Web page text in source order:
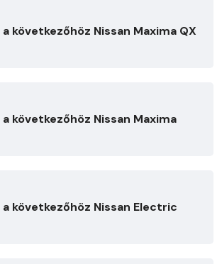
következőhöz Nissan Maxima QX
következőhöz Nissan Maxima
következőhöz Nissan Electric